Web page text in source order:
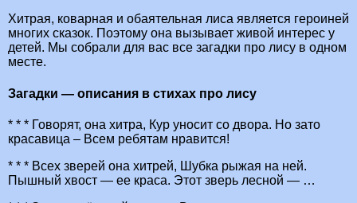
Хитрая, коварная и обаятельная лиса является героиней
многих сказок. Поэтому она вызывает живой интерес у
детей. Мы собрали для вас все загадки про лису в одном
месте.
Загадки — описания в стихах про лису
* * * Говорят, она хитра, Кур уносит со двора. Но зато
красавица – Всем ребятам нравится!
* * * Всех зверей она хитрей, Шубка рыжая на ней.
Пышный хвост — ее краса. Этот зверь лесной — …